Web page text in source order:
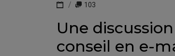
103
Une
conseil en e-